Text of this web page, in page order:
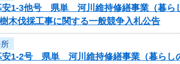
安1-3他号 県単 河川維持修繕事業（暮ら
木伐採工事に関する一般競争入札公告
安1-2号 県単 河川維持修繕事業（暮らし